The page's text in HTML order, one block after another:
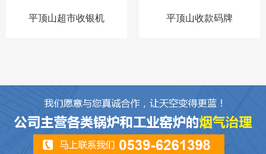
平顶山超市收银机 平顶山收款码牌